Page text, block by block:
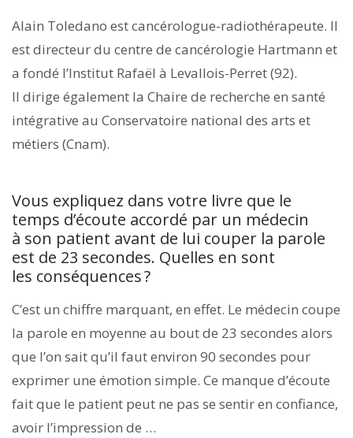
Alain Toledano est cancérologue-radiothérapeute. Il
est directeur du centre de cancérologie Hartmann et
a fondé l’Institut Rafaël à Levallois-Perret (92).
Il dirige également la Chaire de recherche en santé
intégrative au Conservatoire national des arts et
métiers (Cnam).
Vous expliquez dans votre livre que le
temps d’écoute accordé par un médecin
à son patient avant de lui couper la parole
est de 23 secondes. Quelles en sont
les conséquences ?
C’est un chiffre marquant, en effet. Le médecin coupe
la parole en moyenne au bout de 23 secondes alors
que l’on sait qu’il faut environ 90 secondes pour
exprimer une émotion simple. Ce manque d’écoute
fait que le patient peut ne pas se sentir en confiance,
avoir l’impression de …